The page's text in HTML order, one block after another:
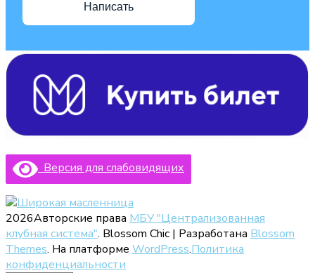
Написать
Версия для слабовидящих
2026Авторские права МБУ "Централизованная
клубная система". Blossom Chic | Разработана Blossom
Themes. На платформе WordPress.Политика
конфиденциальности